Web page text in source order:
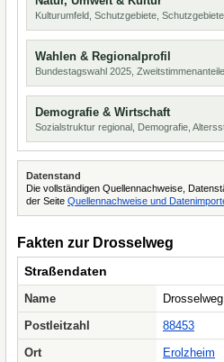
Kulturumfeld, Schutzgebiete,
Wahlen & Regionalprofil
Bundestagswahl 2025,
Demografie & Wirtschaft
Sozialstruktur regional, Demografie,
Datenstand
Die vollständigen Quellennachweise,
der Seite Quellennachweise und
Fakten zur Drosselweg
Straßendaten
Name
Drosselweg
Postleitzahl
88453
Ort
Erolzheim